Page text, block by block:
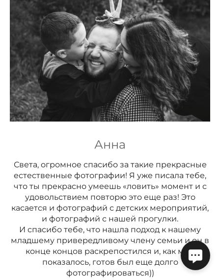
Анна
Света, огромное спасибо за такие прекрасные
естественные фотографии! Я уже писала тебе,
что ты прекрасно умеешь «ловить» момент и с
удовольствием повторю это еще раз! Это
касается и фотографий с детских мероприятий,
и фотографий с нашей прогулки.
И спасибо тебе, что нашла подход к нашему
младшему привередливому члену семьи и он в
конце концов раскрепостился и, как мне
показалось, готов был еще долго
фотографироваться))